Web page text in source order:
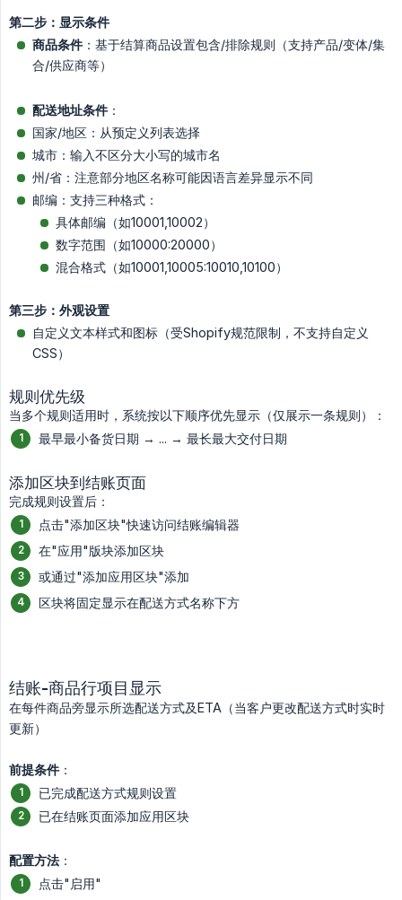
第二步：显示条件
商品条件：基于结算商品设置包含/排除规则（支持产品/变体/集
合/供应商等）
配送地址条件：
国家/地区：从预定义列表选择
城市：输入不区分大小写的城市名
州/省：注意部分地区名称可能因语言差异显示不同
邮编：支持三种格式：
具体邮编（如10001,10002）
数字范围（如10000:20000）
混合格式（如10001,10005:10010,10100）
第三步：外观设置
自定义文本样式和图标（受Shopify规范限制，不支持自定义
CSS）
规则优先级
当多个规则适用时，系统按以下顺序优先显示（仅展示一条规则）：
最早最小备货日期 → ... → 最长最大交付日期
添加区块到结账页面
完成规则设置后：
点击"添加区块"快速访问结账编辑器
在"应用"版块添加区块
或通过"添加应用区块"添加
区块将固定显示在配送方式名称下方
结账-商品行项目显示
在每件商品旁显示所选配送方式及ETA（当客户更改配送方式时实时
更新）
前提条件：
已完成配送方式规则设置
已在结账页面添加应用区块
配置方法：
点击"启用"